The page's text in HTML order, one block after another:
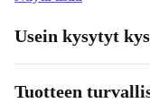
Usein kysytyt
Tuotteen